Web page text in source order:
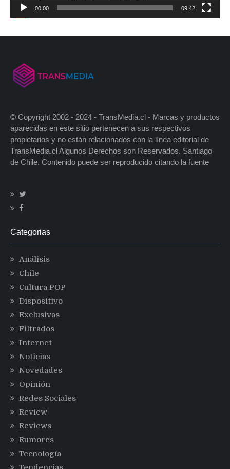
00:00 09:42
© Copyright 2002 - 2024 - TransMedia.cl - Marcas y productos
aparecidas en este sitio pertenecen a sus respectivos
propietarios y no están relacionados con la línea editorial de
TransMedia.cl Algunos Derechos son Reservados. Santiago
de Chile. Contenido puede ser reproducido citando la fuente
Categorias
Análisis
Chile
Cultura POP
Dispositivo
Exclusivas
Filtrados
Internet
Noticias
Novedades
Opinión
Redes Sociales
Review
Reviews
Rumores
Tecnología